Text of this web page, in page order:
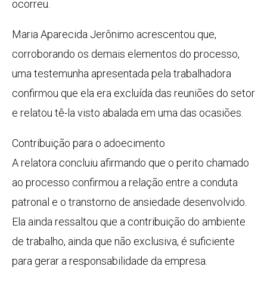
ocorreu.
Maria Aparecida Jerônimo acrescentou que,
corroborando os demais elementos do processo,
uma testemunha apresentada pela trabalhadora
confirmou que ela era excluída das reuniões do setor
e relatou tê-la visto abalada em uma das ocasiões.
Contribuição para o adoecimento
A relatora concluiu afirmando que o perito chamado
ao processo confirmou a relação entre a conduta
patronal e o transtorno de ansiedade desenvolvido.
Ela ainda ressaltou que a contribuição do ambiente
de trabalho, ainda que não exclusiva, é suficiente
para gerar a responsabilidade da empresa.